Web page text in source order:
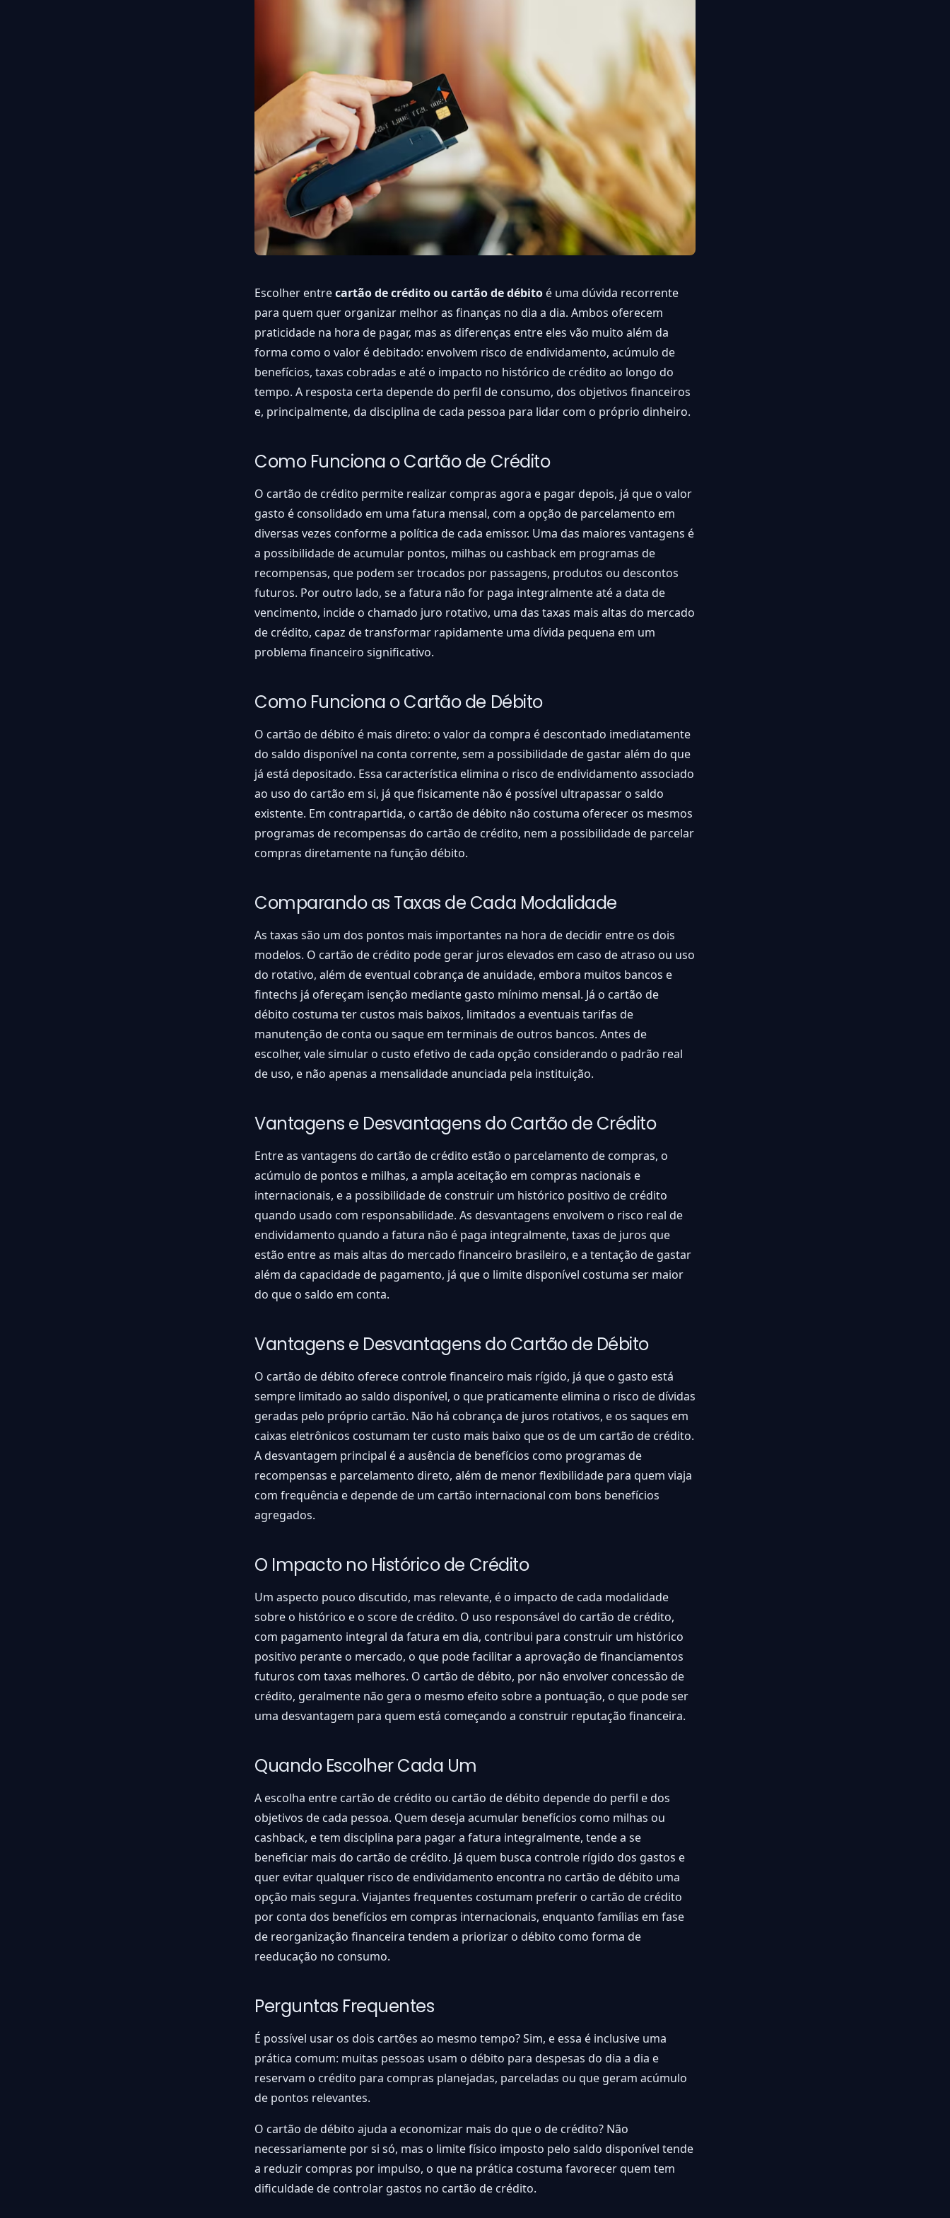
Escolher entre cartão de crédito ou cartão de débito é uma dúvida recorrente
para quem quer organizar melhor as finanças no dia a dia. Ambos oferecem
praticidade na hora de pagar, mas as diferenças entre eles vão muito além da
forma como o valor é debitado: envolvem risco de endividamento, acúmulo de
benefícios, taxas cobradas e até o impacto no histórico de crédito ao longo do
tempo. A resposta certa depende do perfil de consumo, dos objetivos financeiros
e, principalmente, da disciplina de cada pessoa para lidar com o próprio dinheiro.
Como Funciona o Cartão de Crédito
O cartão de crédito permite realizar compras agora e pagar depois, já que o valor
gasto é consolidado em uma fatura mensal, com a opção de parcelamento em
diversas vezes conforme a política de cada emissor. Uma das maiores vantagens é
a possibilidade de acumular pontos, milhas ou cashback em programas de
recompensas, que podem ser trocados por passagens, produtos ou descontos
futuros. Por outro lado, se a fatura não for paga integralmente até a data de
vencimento, incide o chamado juro rotativo, uma das taxas mais altas do mercado
de crédito, capaz de transformar rapidamente uma dívida pequena em um
problema financeiro significativo.
Como Funciona o Cartão de Débito
O cartão de débito é mais direto: o valor da compra é descontado imediatamente
do saldo disponível na conta corrente, sem a possibilidade de gastar além do que
já está depositado. Essa característica elimina o risco de endividamento associado
ao uso do cartão em si, já que fisicamente não é possível ultrapassar o saldo
existente. Em contrapartida, o cartão de débito não costuma oferecer os mesmos
programas de recompensas do cartão de crédito, nem a possibilidade de parcelar
compras diretamente na função débito.
Comparando as Taxas de Cada Modalidade
As taxas são um dos pontos mais importantes na hora de decidir entre os dois
modelos. O cartão de crédito pode gerar juros elevados em caso de atraso ou uso
do rotativo, além de eventual cobrança de anuidade, embora muitos bancos e
fintechs já ofereçam isenção mediante gasto mínimo mensal. Já o cartão de
débito costuma ter custos mais baixos, limitados a eventuais tarifas de
manutenção de conta ou saque em terminais de outros bancos. Antes de
escolher, vale simular o custo efetivo de cada opção considerando o padrão real
de uso, e não apenas a mensalidade anunciada pela instituição.
Vantagens e Desvantagens do Cartão de Crédito
Entre as vantagens do cartão de crédito estão o parcelamento de compras, o
acúmulo de pontos e milhas, a ampla aceitação em compras nacionais e
internacionais, e a possibilidade de construir um histórico positivo de crédito
quando usado com responsabilidade. As desvantagens envolvem o risco real de
endividamento quando a fatura não é paga integralmente, taxas de juros que
estão entre as mais altas do mercado financeiro brasileiro, e a tentação de gastar
além da capacidade de pagamento, já que o limite disponível costuma ser maior
do que o saldo em conta.
Vantagens e Desvantagens do Cartão de Débito
O cartão de débito oferece controle financeiro mais rígido, já que o gasto está
sempre limitado ao saldo disponível, o que praticamente elimina o risco de dívidas
geradas pelo próprio cartão. Não há cobrança de juros rotativos, e os saques em
caixas eletrônicos costumam ter custo mais baixo que os de um cartão de crédito.
A desvantagem principal é a ausência de benefícios como programas de
recompensas e parcelamento direto, além de menor flexibilidade para quem viaja
com frequência e depende de um cartão internacional com bons benefícios
agregados.
O Impacto no Histórico de Crédito
Um aspecto pouco discutido, mas relevante, é o impacto de cada modalidade
sobre o histórico e o score de crédito. O uso responsável do cartão de crédito,
com pagamento integral da fatura em dia, contribui para construir um histórico
positivo perante o mercado, o que pode facilitar a aprovação de financiamentos
futuros com taxas melhores. O cartão de débito, por não envolver concessão de
crédito, geralmente não gera o mesmo efeito sobre a pontuação, o que pode ser
uma desvantagem para quem está começando a construir reputação financeira.
Quando Escolher Cada Um
A escolha entre cartão de crédito ou cartão de débito depende do perfil e dos
objetivos de cada pessoa. Quem deseja acumular benefícios como milhas ou
cashback, e tem disciplina para pagar a fatura integralmente, tende a se
beneficiar mais do cartão de crédito. Já quem busca controle rígido dos gastos e
quer evitar qualquer risco de endividamento encontra no cartão de débito uma
opção mais segura. Viajantes frequentes costumam preferir o cartão de crédito
por conta dos benefícios em compras internacionais, enquanto famílias em fase
de reorganização financeira tendem a priorizar o débito como forma de
reeducação no consumo.
Perguntas Frequentes
É possível usar os dois cartões ao mesmo tempo? Sim, e essa é inclusive uma
prática comum: muitas pessoas usam o débito para despesas do dia a dia e
reservam o crédito para compras planejadas, parceladas ou que geram acúmulo
de pontos relevantes.
O cartão de débito ajuda a economizar mais do que o de crédito? Não
necessariamente por si só, mas o limite físico imposto pelo saldo disponível tende
a reduzir compras por impulso, o que na prática costuma favorecer quem tem
dificuldade de controlar gastos no cartão de crédito.